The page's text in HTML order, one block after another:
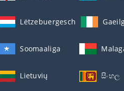
Lëtzebuergesch
Soomaaliga
Lietuvių සිංහල